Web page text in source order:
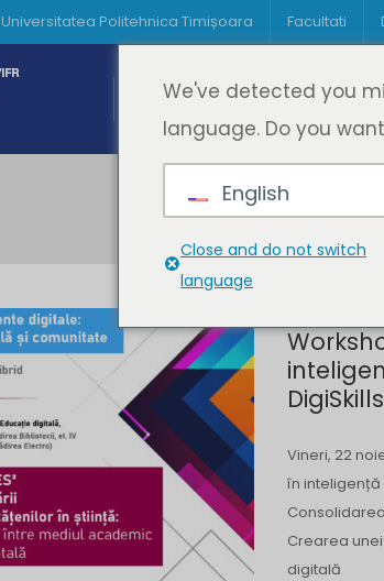
Universitatea Politehnica Timișoara Facultati
Acasă Despre DeL
Cine suntem
Vineri, 22
în inteligență
Crearea
digitală
We've detected you
language. Do you
English
Close and do not switch
language